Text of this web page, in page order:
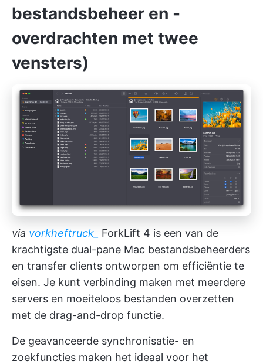
bestandsbeheer en -
overdrachten met twee
vensters)
via vorkheftruck_
ForkLift 4 is een van de
krachtigste dual-pane Mac bestandsbeheerders
en transfer clients ontworpen om efficiëntie te
eisen. Je kunt verbinding maken met meerdere
servers en moeiteloos bestanden overzetten
met de drag-and-drop functie.
De geavanceerde synchronisatie- en
zoekfuncties maken het ideaal voor het